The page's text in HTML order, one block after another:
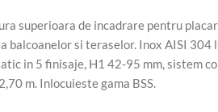
superioara de incadrare pentru
balcoanelor si teraselor. Inox AISI 304
in 5 finisaje, H1 42-95 mm, sistem
m. Inlocuieste gama BSS.